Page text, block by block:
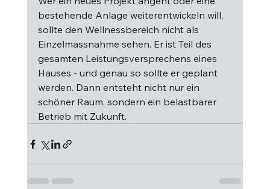
bestehende Anlage weiterentwickeln will,
sollte den Wellnessbereich nicht als
Einzelmassnahme sehen. Er ist Teil des
gesamten Leistungsversprechens eines
Hauses - und genau so sollte er geplant
werden. Dann entsteht nicht nur ein
schöner Raum, sondern ein belastbarer
Betrieb mit Zukunft.